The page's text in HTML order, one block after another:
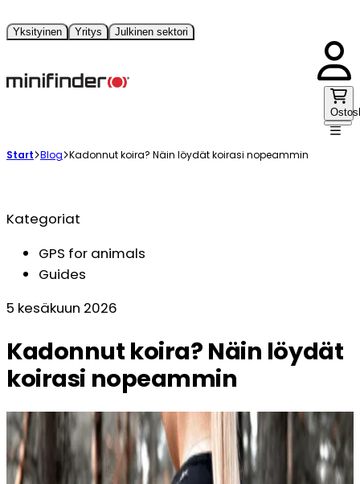
Yksityinen Yritys Julkinen sektori
Start Blog Kadonnut koira? Näin löydät koirasi nopeammin
Kategoriat
GPS for animals
Guides
5 kesäkuun 2026
Kadonnut koira? Näin löydät
koirasi nopeammin